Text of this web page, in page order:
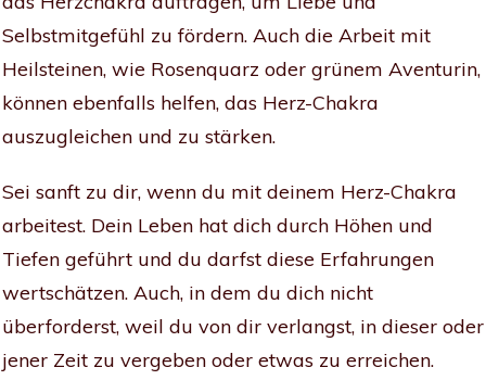
Selbstmitgefühl zu fördern. Auch die Arbeit mit
Heilsteinen, wie Rosenquarz oder grünem Aventurin,
können ebenfalls helfen, das Herz-Chakra
auszugleichen und zu stärken.
Sei sanft zu dir, wenn du mit deinem Herz-Chakra
arbeitest. Dein Leben hat dich durch Höhen und
Tiefen geführt und du darfst diese Erfahrungen
wertschätzen. Auch, in dem du dich nicht
überforderst, weil du von dir verlangst, in dieser oder
jener Zeit zu vergeben oder etwas zu erreichen.